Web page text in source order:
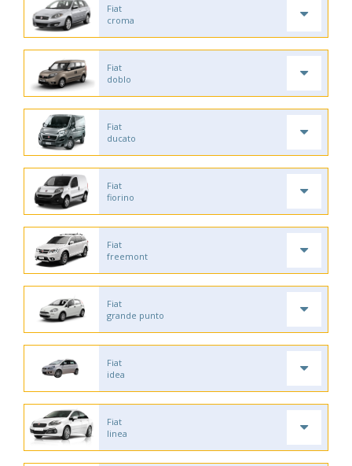
Fiat
croma
Fiat
doblo
Fiat
ducato
Fiat
fiorino
Fiat
freemont
Fiat
grande punto
Fiat
idea
Fiat
linea